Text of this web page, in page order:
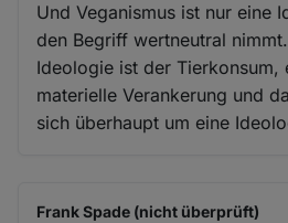
Und Veganismus ist nur eine
den Begriff wertneutral
Ideologie ist der Tierkonsum,
materielle Verankerung und
sich überhaupt um eine
Frank Spade (nicht überprüft)